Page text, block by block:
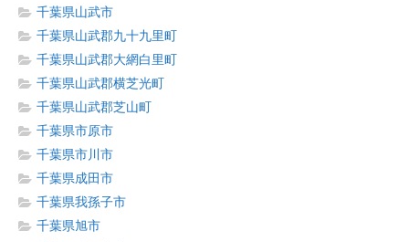
千葉県山武市
千葉県山武郡九十九里町
千葉県山武郡大網白里町
千葉県山武郡横芝光町
千葉県山武郡芝山町
千葉県市原市
千葉県市川市
千葉県成田市
千葉県我孫子市
千葉県旭市